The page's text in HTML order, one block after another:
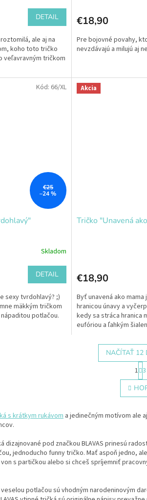
DETAIL
ale aj na
koho toto tričko
veľavravným tričkom
€18,90
Pre bojovné povahy,
nevzdávajú a milujú aj
€25
–24 %
Skladom
DETAIL
sexy tvrdohlavý? ;)
mäkkým tričkom
potlačou.
Kód: 66/XL Akcia
Tričko "Unavená
€18,90
Byť unavená ako
hranicou únavy a
kedy sa stráca hranica
eufóriou a ľahkým
O
v
l
d
a
i
e
p
r
k
y
NAČÍTAŤ 12
S
t
r
á
n
o
n
i
e
1 3
s krátkym rukávom a jedinečným motívom ale
dizajnované pod značkou BLAVAS prinesú
jednoducho funny tričko. Mať aspoň jedno,
von s partičkou alebo si chceš spríjemniť
potlačou sú vhodným narodeninovým